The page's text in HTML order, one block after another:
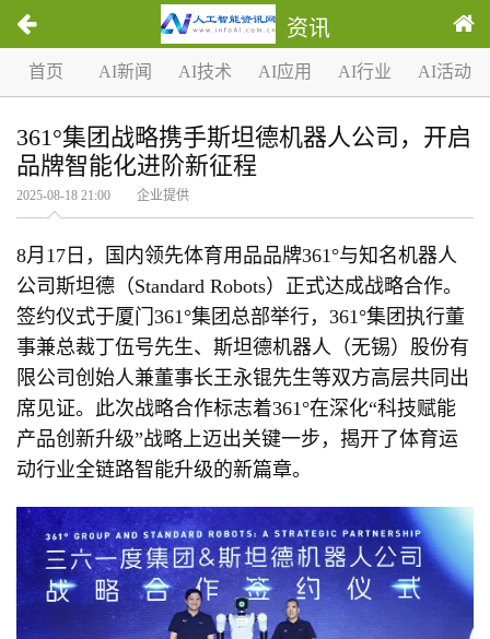
资讯
首页 AI新闻 AI技术 AI应用 AI行业 AI活动
361°集团战略携手斯坦德机器人公司，开启
品牌智能化进阶新征程
2025-08-18 21:00 企业提供
8月17日，国内领先体育用品品牌361°与知名机器人
公司斯坦德（Standard Robots）正式达成战略合作。
签约仪式于厦门361°集团总部举行，361°集团执行董
事兼总裁丁伍号先生、斯坦德机器人（无锡）股份有
限公司创始人兼董事长王永锟先生等双方高层共同出
席见证。此次战略合作标志着361°在深化“科技赋能
产品创新升级”战略上迈出关键一步，揭开了体育运
动行业全链路智能升级的新篇章。